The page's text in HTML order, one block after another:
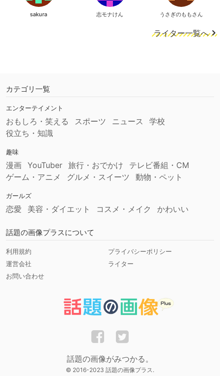
sakura 志モナけん うさぎのももさん
ライター一覧へ
カテゴリ一覧
エンターテイメント
おもしろ・笑える スポーツ ニュース
学校
役立ち・知識
趣味
漫画 YouTuber 旅行・おでかけ
テレビ番組・CM
ゲーム・アニメ
グルメ・スイーツ 動物・ペット
ガールズ
恋愛 美容・ダイエット コスメ・メイク かわいい
話題の画像プラスについて
利用規約
プライバシーポリシー
運営会社
ライター
お問い合わせ
話題の画像がみつかる。
© 2016-2023 話題の画像プラス.